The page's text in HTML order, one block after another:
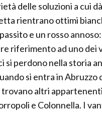
delle soluzioni a cui
rientrano ottimi
e un rosso
riferimento ad uno dei
si perdono nella storia
si entra in Abruzzo
altri
e Colonnella. I